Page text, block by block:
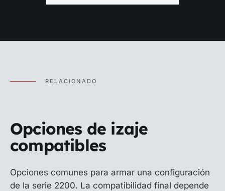
RELACIONADO
Opciones de izaje
compatibles
Opciones comunes para armar una configuración
de la serie 2200. La compatibilidad final depende